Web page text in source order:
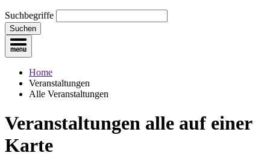
Suchbegriffe
Suchen
Home
Veranstaltungen
Alle Veranstaltungen
Veranstaltungen alle auf einer
Karte